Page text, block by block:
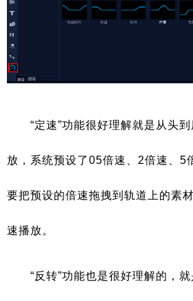
“定速”功能很好理解就是从头
放，系统预设了05倍速、2倍速、5
要把预设的倍速拖拽到轨道上的素
速播放。
“反转”功能也是很好理解的，